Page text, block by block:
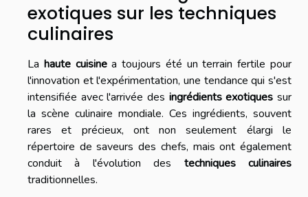
exotiques sur les techniques
culinaires
La haute cuisinea toujours été un terrain fertile pour
l'innovation et l'expérimentation, une tendance qui s'est
intensifiée avec l'arrivée des ingrédients exotiques sur
la scène culinaire mondiale. Ces ingrédients, souvent
rares et précieux, ont non seulement élargi le
répertoire de saveurs des chefs, mais ont également
conduit à l'évolution des techniques culinaires
traditionnelles.